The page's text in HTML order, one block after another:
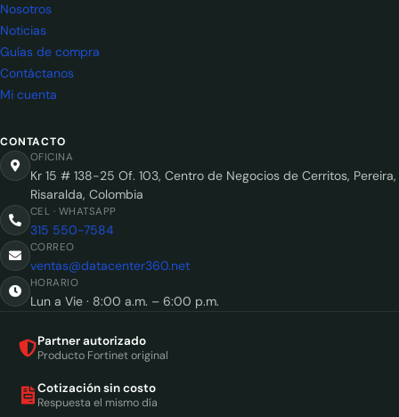
Nosotros
Noticias
Guías de compra
Contáctanos
Mi cuenta
CONTACTO
OFICINA
Kr 15 # 138-25 Of. 103, Centro de Negocios de Cerritos, Pereira,
Risaralda, Colombia
CEL · WHATSAPP
315 550-7584
CORREO
ventas@datacenter360.net
HORARIO
Lun a Vie · 8:00 a.m. – 6:00 p.m.
Partner autorizado
Producto Fortinet original
Cotización sin costo
Respuesta el mismo día